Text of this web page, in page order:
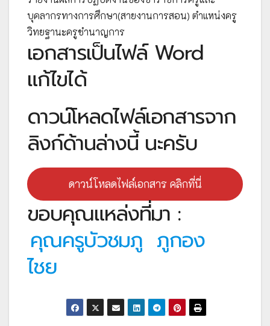
บุคลากรทางการศึกษา(สายงานการสอน) ตำแหน่งครู
วิทยฐานะครูชำนาญการ
เอกสารเป็นไฟล์ Word
แก้ไขได้
ดาวน์โหลดไฟล์เอกสารจาก
ลิงก์ด้านล่างนี้ นะครับ
ดาวน์โหลดไฟล์เอกสาร คลิกที่นี่
ขอบคุณแหล่งที่มา :
คุณครูบัวชมภู ภูกอง
ไชย